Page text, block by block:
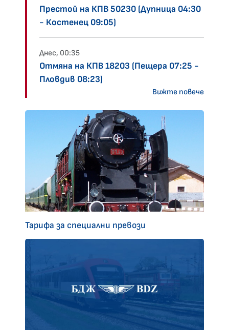
Престой на КПВ 50230 (Дупница 04:30
- Костенец 09:05)
Днес, 00:35
Отмяна на КПВ 18203 (Пещера 07:25 -
Пловдив 08:23)
Вижте повече
Тарифа за специални превози